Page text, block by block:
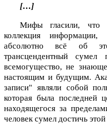
[…]
Мифы гласили, что
коллекция
абсолютно всё об
трансцендентный
всемогущество, не
настоящим и будущим.
записи" являли собой
которая была последней
находящегося за
человек сумел достичь